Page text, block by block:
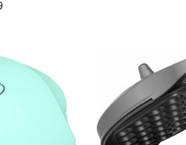
Belgische